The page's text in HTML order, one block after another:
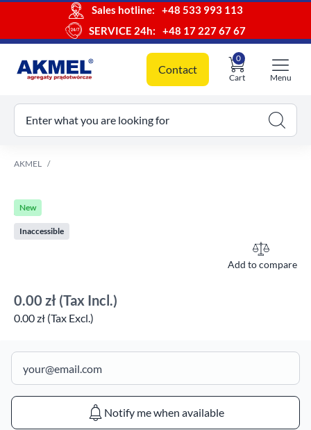
Sales hotline:
+48 533 993 113
SERVICE 24h:
+48 17 227 67 67
Contact
Cart
0
cart
Menu
Enter what you are looking for
AKMEL
New
Inaccessible
Add to compare
0.00 zł (Tax Incl.)
0.00 zł (Tax Excl.)
Notify me when available